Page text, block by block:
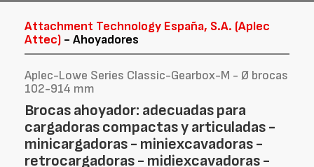
Attachment Technology España, S.A. (Aplec
Attec) - Ahoyadores
Aplec-Lowe Series Classic-Gearbox-M - Ø brocas
102-914 mm
Brocas ahoyador: adecuadas para
cargadoras compactas y articuladas -
minicargadoras - miniexcavadoras -
retrocargadoras - midiexcavadoras -